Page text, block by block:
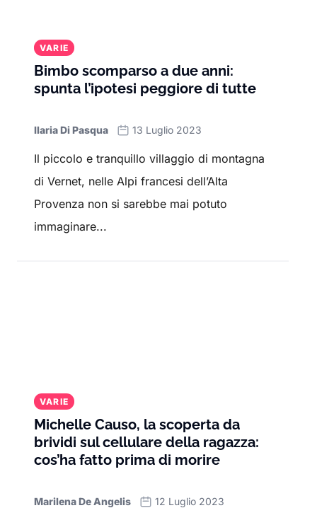
Oltre alla cronaca e all’attualità, in questa
categoria puoi scoprire
sorprendenti, dalletendenze socialiagli
eventi più particolari che accadono nel
principali fatti di cronaca o scoprire notizie
curiose e fuori dal comune, la sezione “Varie”
è la tua fonte affidabile per restare informato
su tutto ciò che è rilevante e interessante al di
fuori del mondo dello sport.
VARIE
Bimbo scomparso a due anni:
spunta l’ipotesi peggiore di tutte
Ilaria Di Pasqua 13 Luglio 2023
Il piccolo e tranquillo villaggio di montagna
di Vernet, nelle Alpi francesi dell’Alta
Provenza non si sarebbe mai potuto
immaginare...
VARIE
Michelle Causo, la scoperta da
brividi sul cellulare della ragazza:
cos’ha fatto prima di morire
Marilena De Angelis 12 Luglio 2023